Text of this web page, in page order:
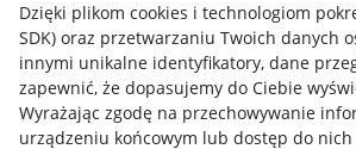
Dzięki plikom cookies i technologiom
SDK) oraz przetwarzaniu Twoich danych
innymi unikalne identyfikatory, dane
zapewnić, że dopasujemy do Ciebie
Wyrażając zgodę na przechowywanie
urządzeniu końcowym lub dostęp do